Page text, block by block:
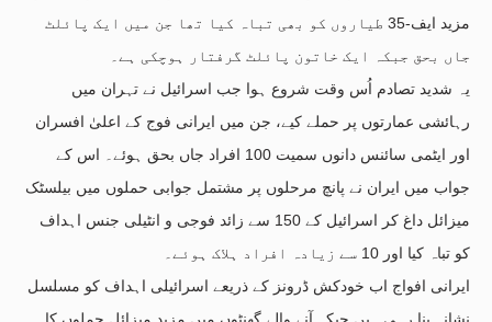
مزید ایف-35 طیاروں کو بھی تباہ کیا تھا جن میں ایک پائلٹ
جاں بحق جبکہ ایک خاتون پائلٹ گرفتار ہوچکی ہے۔
یہ شدید تصادم اُس وقت شروع ہوا جب اسرائیل نے تہران میں
رہائشی عمارتوں پر حملے کیے، جن میں ایرانی فوج کے اعلیٰ افسران
اور ایٹمی سائنس دانوں سمیت 100 افراد جاں بحق ہوئے۔ اس کے
جواب میں ایران نے پانچ مرحلوں پر مشتمل جوابی حملوں میں بیلسٹک
میزائل داغ کر اسرائیل کے 150 سے زائد فوجی و انٹیلی جنس اہداف
کو تباہ کیا اور 10 سے زیادہ افراد ہلاک ہوئے۔
ایرانی افواج اب خودکش ڈرونز کے ذریعے اسرائیلی اہداف کو مسلسل